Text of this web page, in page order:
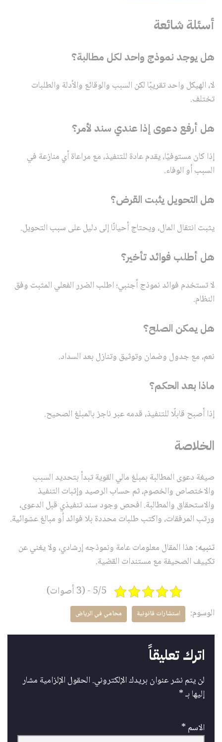
أسئلة شائعة
هل يوجد نموذج واحد لكل مطالبة؟
لا، الهيكل واحد تقريبًا لكن السبب والوقائع والأدلة والطلبات
تختلف.
هل أرفع دعوى إذا عندي سند لأمر؟
إذا كان مستوفيًا، يقدم عادة للتنفيذ، مع مراعاة أي منازعة في
السبب أو الوفاء.
هل التحويل يثبت القرض؟
يثبت انتقال المال، ويحتاج أحيانًا إلى دليل على سبب التحويل.
هل أطلب فوائد تأخير؟
لا تستخدم فوائد نموذج أجنبي؛ اطلب الضرر الفعلي المثبت وفق
النظام.
هل يمكن الصلح؟
نعم، مع جدول وضمان وتوثيق وتنازل بعد السداد.
ماذا بعد الحكم؟
إذا أصبح قابلًا للتنفيذ، قدمه عبر ناجز بالمبلغ الصحيح.
الخلاصة
صيغة دعوى المطالبة بمبلغ مالي القوية تبدأ بتحديد السبب
والاختصاص والخصوم، ثم حساب الرصيد وإثبات التنفيذ
والاستحقاق والمطالبة. افحص وجود سند تنفيذي قبل الدعوى،
ورتب المرفقات، واكتب طلبات محددة بلا فوائد أو مبالغ عشوائية.
تنبيه: هذا المقال معلومات عامة ونموذجه إرشادي، ولا يغني عن
تكييف الصحيفة مع مستندات القضية.
5/5 - (3 أصوات)
الوسوم: استشارات قانونية محامي في الرياض
اترك تعليقاً
لن يتم نشر عنوان بريدك الإلكتروني.الحقول الإلزامية مشار
إليها بـ*
الاسم *